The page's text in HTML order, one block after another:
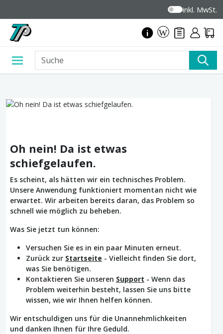
inkl. MwSt.
Oh nein! Da ist etwas
schiefgelaufen.
Es scheint, als hätten wir ein technisches Problem.
Unsere Anwendung funktioniert momentan nicht wie
erwartet. Wir arbeiten bereits daran, das Problem so
schnell wie möglich zu beheben.
Was Sie jetzt tun können:
Versuchen Sie es in ein paar Minuten erneut.
Zurück zur Startseite - Vielleicht finden Sie dort,
was Sie benötigen.
Kontaktieren Sie unseren Support - Wenn das
Problem weiterhin besteht, lassen Sie uns bitte
wissen, wie wir Ihnen helfen können.
Wir entschuldigen uns für die Unannehmlichkeiten
und danken Ihnen für Ihre Geduld.